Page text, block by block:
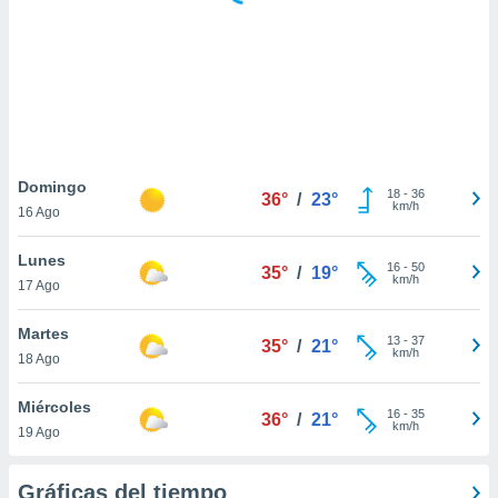
similares
como
sitio
de
traten tus
en
interés
su
Domingo
16 Ago
36° / 23° 18- 36
km/h
Lunes
17 Ago
35° / 19° 16- 50
km/h
Martes
18 Ago
35° / 21° 13- 37
km/h
Miércoles
19 Ago
36° / 21° 16- 35
km/h
Gráficas del tiempo